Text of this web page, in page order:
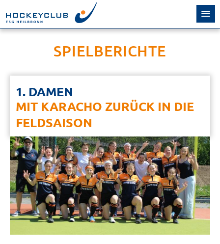
SPIELBERICHTE
1. DAMEN
MIT KARACHO ZURÜCK IN DIE
FELDSAISON